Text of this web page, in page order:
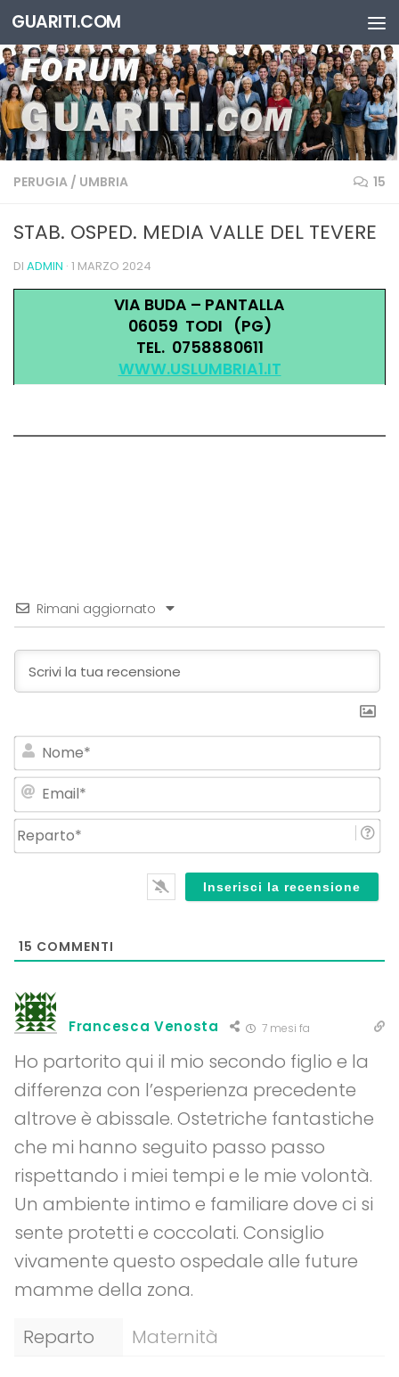
Salta al contenuto
GUARITI.COM
PERUGIA / UMBRIA 15
STAB. OSPED. MEDIA VALLE DEL TEVERE
DI ADMIN · 1 MARZO 2024
VIA BUDA – PANTALLA
06059 TODI (PG)
TEL. 0758880611
WWW.USLUMBRIA1.IT
Rimani aggiornato
15 COMMENTI
Francesca Venosta 7 mesi fa
Ho partorito qui il mio secondo figlio e la
differenza con l’esperienza precedente
altrove è abissale. Ostetriche fantastiche
che mi hanno seguito passo passo
rispettando i miei tempi e le mie volontà.
Un ambiente intimo e familiare dove ci si
sente protetti e coccolati. Consiglio
vivamente questo ospedale alle future
mamme della zona.
Reparto
Maternità